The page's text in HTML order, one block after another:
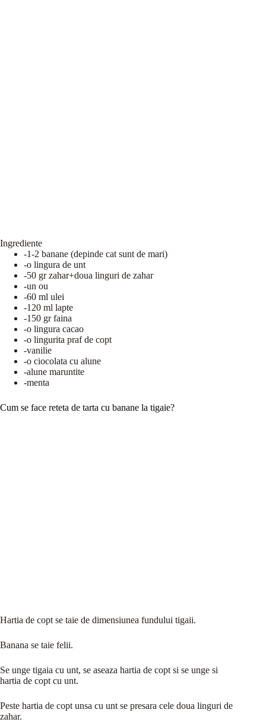
Ingrediente
-1-2 banane (depinde cat sunt de mari)
-o lingura de unt
-50 gr zahar+doua linguri de zahar
-un ou
-60 ml ulei
-120 ml lapte
-150 gr faina
-o lingura cacao
-o lingurita praf de copt
-vanilie
-o ciocolata cu alune
-alune maruntite
-menta
Cum se face reteta de tarta cu banane la tigaie?
Hartia de copt se taie de dimensiunea fundului tigaii.
Banana se taie felii.
Se unge tigaia cu unt, se aseaza hartia de copt si se unge si
hartia de copt cu unt.
Peste hartia de copt unsa cu unt se presara cele doua linguri de
zahar.